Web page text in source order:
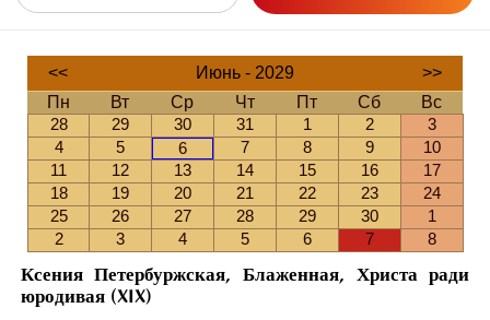
<< Июнь - 2029
>>
Пн
Вт Ср Чт Пт Сб
Вс
28
29 30 31 1 2
3
4
5 6 7 8 9
10
11
12 13 14 15 16
17
18
19 20 21 22 23
24
25
26 27 28 29 30
1
2
3 4 5 6 7 8
Ксения Петербуржская, Блаженная, Христа ради
юродивая (XIX)